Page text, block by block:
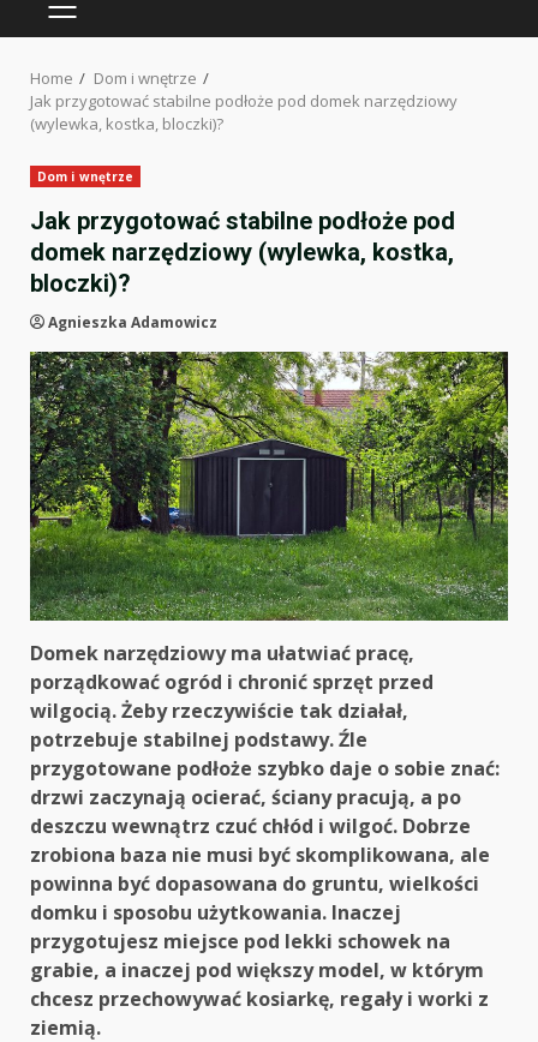
PRIMARY
Home
Dom i wnętrze
Jak przygotować stabilne podłoże pod domek narzędziowy
(wylewka, kostka, bloczki)?
Dom i wnętrze
Jak przygotować stabilne podłoże pod
domek narzędziowy (wylewka, kostka,
bloczki)?
Agnieszka Adamowicz
Domek narzędziowy ma ułatwiać pracę,
porządkować ogród i chronić sprzęt przed
wilgocią. Żeby rzeczywiście tak działał,
potrzebuje stabilnej podstawy. Źle
przygotowane podłoże szybko daje o sobie znać:
drzwi zaczynają ocierać, ściany pracują, a po
deszczu wewnątrz czuć chłód i wilgoć. Dobrze
zrobiona baza nie musi być skomplikowana, ale
powinna być dopasowana do gruntu, wielkości
domku i sposobu użytkowania. Inaczej
przygotujesz miejsce pod lekki schowek na
grabie, a inaczej pod większy model, w którym
chcesz przechowywać kosiarkę, regały i worki z
ziemią.